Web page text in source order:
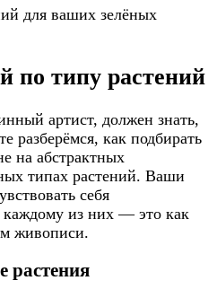
для ваших зелёных
по типу растений
артист, должен знать,
разберёмся, как подбирать
на абстрактных
типах растений. Ваши
себя
из них — это как
живописи.
растения